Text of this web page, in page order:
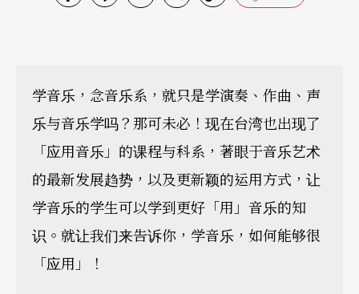
学音乐，念音乐系，就只是学演奏、作曲、声
乐与音乐学吗？那可未必！现在台湾也出现了
「应用音乐」的课程与科系，著眼于音乐艺术
的最新发展趋势，以及更新颖的运用方式，让
学音乐的学生可以学到更好「用」音乐的知
识。就让我们来告诉你，学音乐，如何能够很
「应用」！